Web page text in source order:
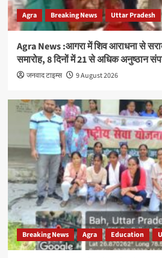
Agra Breaking News Uttar Pradesh
Agra News :आगरा में शिव आराधना से
समारोह, 8 दिनों में 21 से अधिक अनुष्ठान
जनवाद टाइम्स 9 August 2026
Breaking News Agra Education